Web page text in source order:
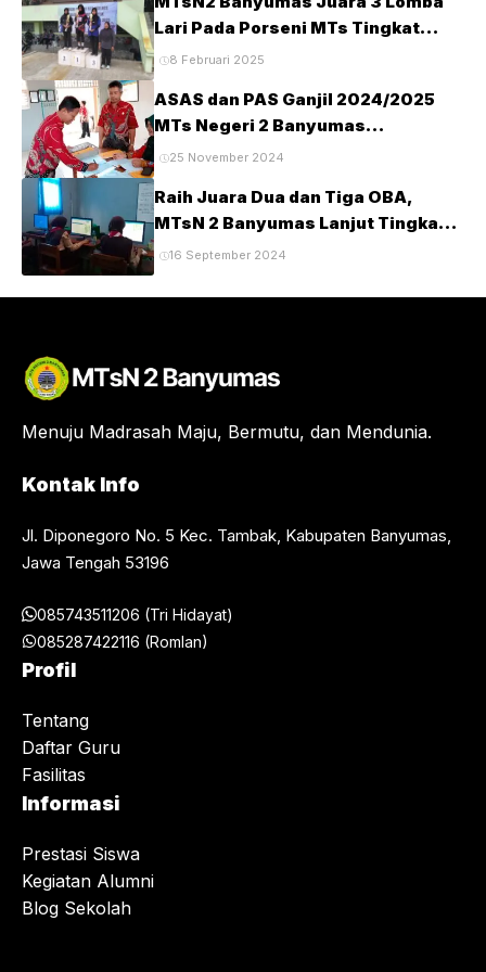
Lari Pada Porseni MTs Tingkat
Kabupaten Banyumas Tahun 2025
8 Februari 2025
ASAS dan PAS Ganjil 2024/2025
MTs Negeri 2 Banyumas
Berlangsung Tertib dan Lancar
25 November 2024
Raih Juara Dua dan Tiga OBA,
MTsN 2 Banyumas Lanjut Tingkat
Provinsi
16 September 2024
Menuju Madrasah Maju, Bermutu, dan Mendunia.
Kontak Info
Jl. Diponegoro No. 5 Kec. Tambak, Kabupaten Banyumas,
Jawa Tengah 53196
085743511206 (Tri Hidayat)
085287422116 (Romlan)
Profil
Tentang
Daftar Guru
Fasilitas
Informasi
Prestasi Siswa
Kegiatan Alumni
Blog Sekolah